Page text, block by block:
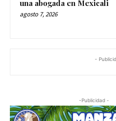
una abogada en Mexicali
agosto 7, 2026
-
-Publicidad -